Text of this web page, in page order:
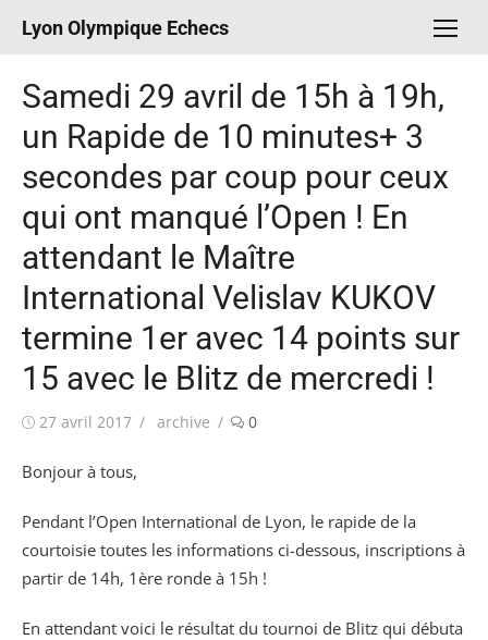
Lyon Olympique Echecs
Samedi 29 avril de 15h à 19h,
un Rapide de 10 minutes+ 3
secondes par coup pour ceux
qui ont manqué l’Open ! En
attendant le Maître
International Velislav KUKOV
termine 1er avec 14 points sur
15 avec le Blitz de mercredi !
Publié
27 avril 2017 Auteur/autrice
archive 0
Bonjour à tous,
Pendant l’Open International de Lyon, le rapide de la
courtoisie toutes les informations ci-dessous, inscriptions à
partir de 14h, 1ère ronde à 15h !
En attendant voici le résultat du tournoi de Blitz qui débuta